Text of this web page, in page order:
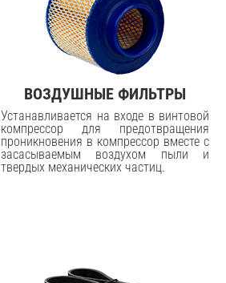
ВОЗДУШНЫЕ ФИЛЬТРЫ
Устанавливается на входе в винтовой
компрессор для предотвращения
проникновения в компрессор вместе с
засасываемым воздухом пыли и
твердых механических частиц.